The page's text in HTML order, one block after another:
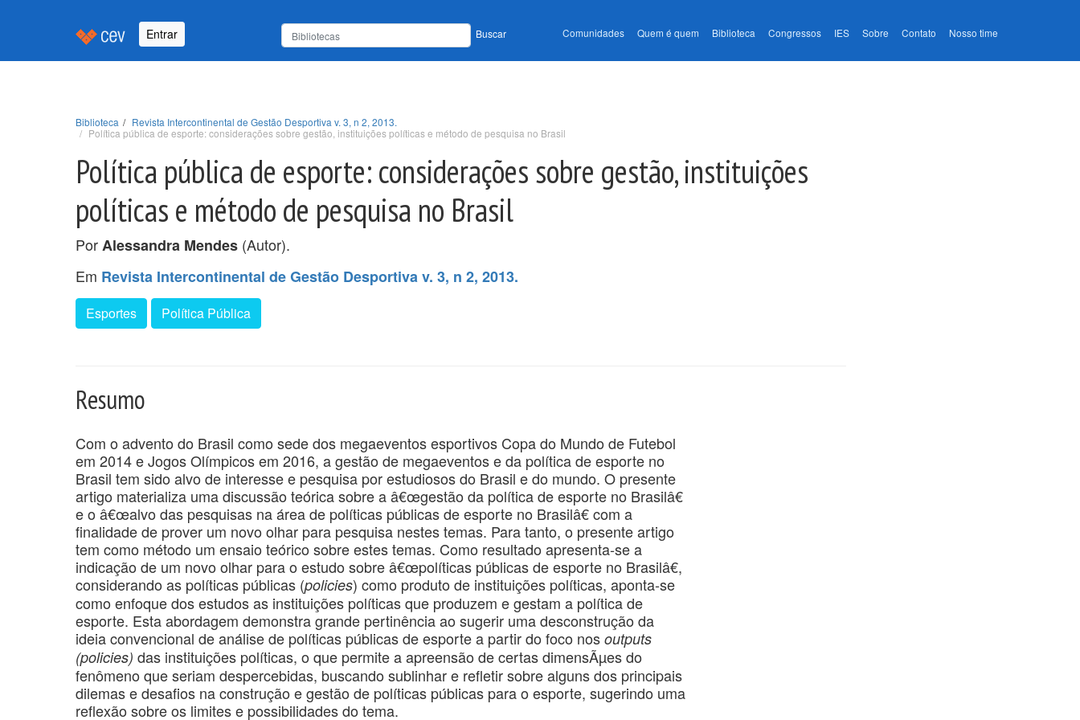
Entrar Buscar Comunidades Quem é quem Biblioteca Congressos IES Sobre Contato Nosso time
Biblioteca
Revista Intercontinental de Gestão Desportiva v. 3, n 2, 2013.
Política pública de esporte: considerações sobre gestão, instituições políticas e método de pesquisa no Brasil
Política pública de esporte: considerações sobre gestão, instituições
políticas e método de pesquisa no Brasil
PorAlessandra Mendes (Autor).
Em Revista Intercontinental de Gestão Desportiva v. 3, n 2, 2013.
Esportes Política Pública
Resumo
Com o advento do Brasil como sede dos megaeventos esportivos Copa do Mundo de Futebol
em 2014 e Jogos Olímpicos em 2016, a gestão de megaeventos e da política de esporte no
Brasil tem sido alvo de interesse e pesquisa por estudiosos do Brasil e do mundo. O presente
artigo materializa uma discussão teórica sobre a â€œgestão da política de esporte no Brasilâ€
e o â€œalvo das pesquisas na área de políticas públicas de esporte no Brasilâ€ com a
finalidade de prover um novo olhar para pesquisa nestes temas. Para tanto, o presente artigo
tem como método um ensaio teórico sobre estes temas. Como resultado apresenta-se a
indicação de um novo olhar para o estudo sobre â€œpolíticas públicas de esporte no Brasilâ€,
considerando as políticas públicas (policies) como produto de instituições políticas, aponta-se
como enfoque dos estudos as instituições políticas que produzem e gestam a política de
esporte. Esta abordagem demonstra grande pertinência ao sugerir uma desconstrução da
ideia convencional de análise de políticas públicas de esporte a partir do foco nos outputs
(policies) das instituições políticas, o que permite a apreensão de certas dimensÃµes do
fenômeno que seriam despercebidas, buscando sublinhar e refletir sobre alguns dos principais
dilemas e desafios na construção e gestão de políticas públicas para o esporte, sugerindo uma
reflexão sobre os limites e possibilidades do tema.